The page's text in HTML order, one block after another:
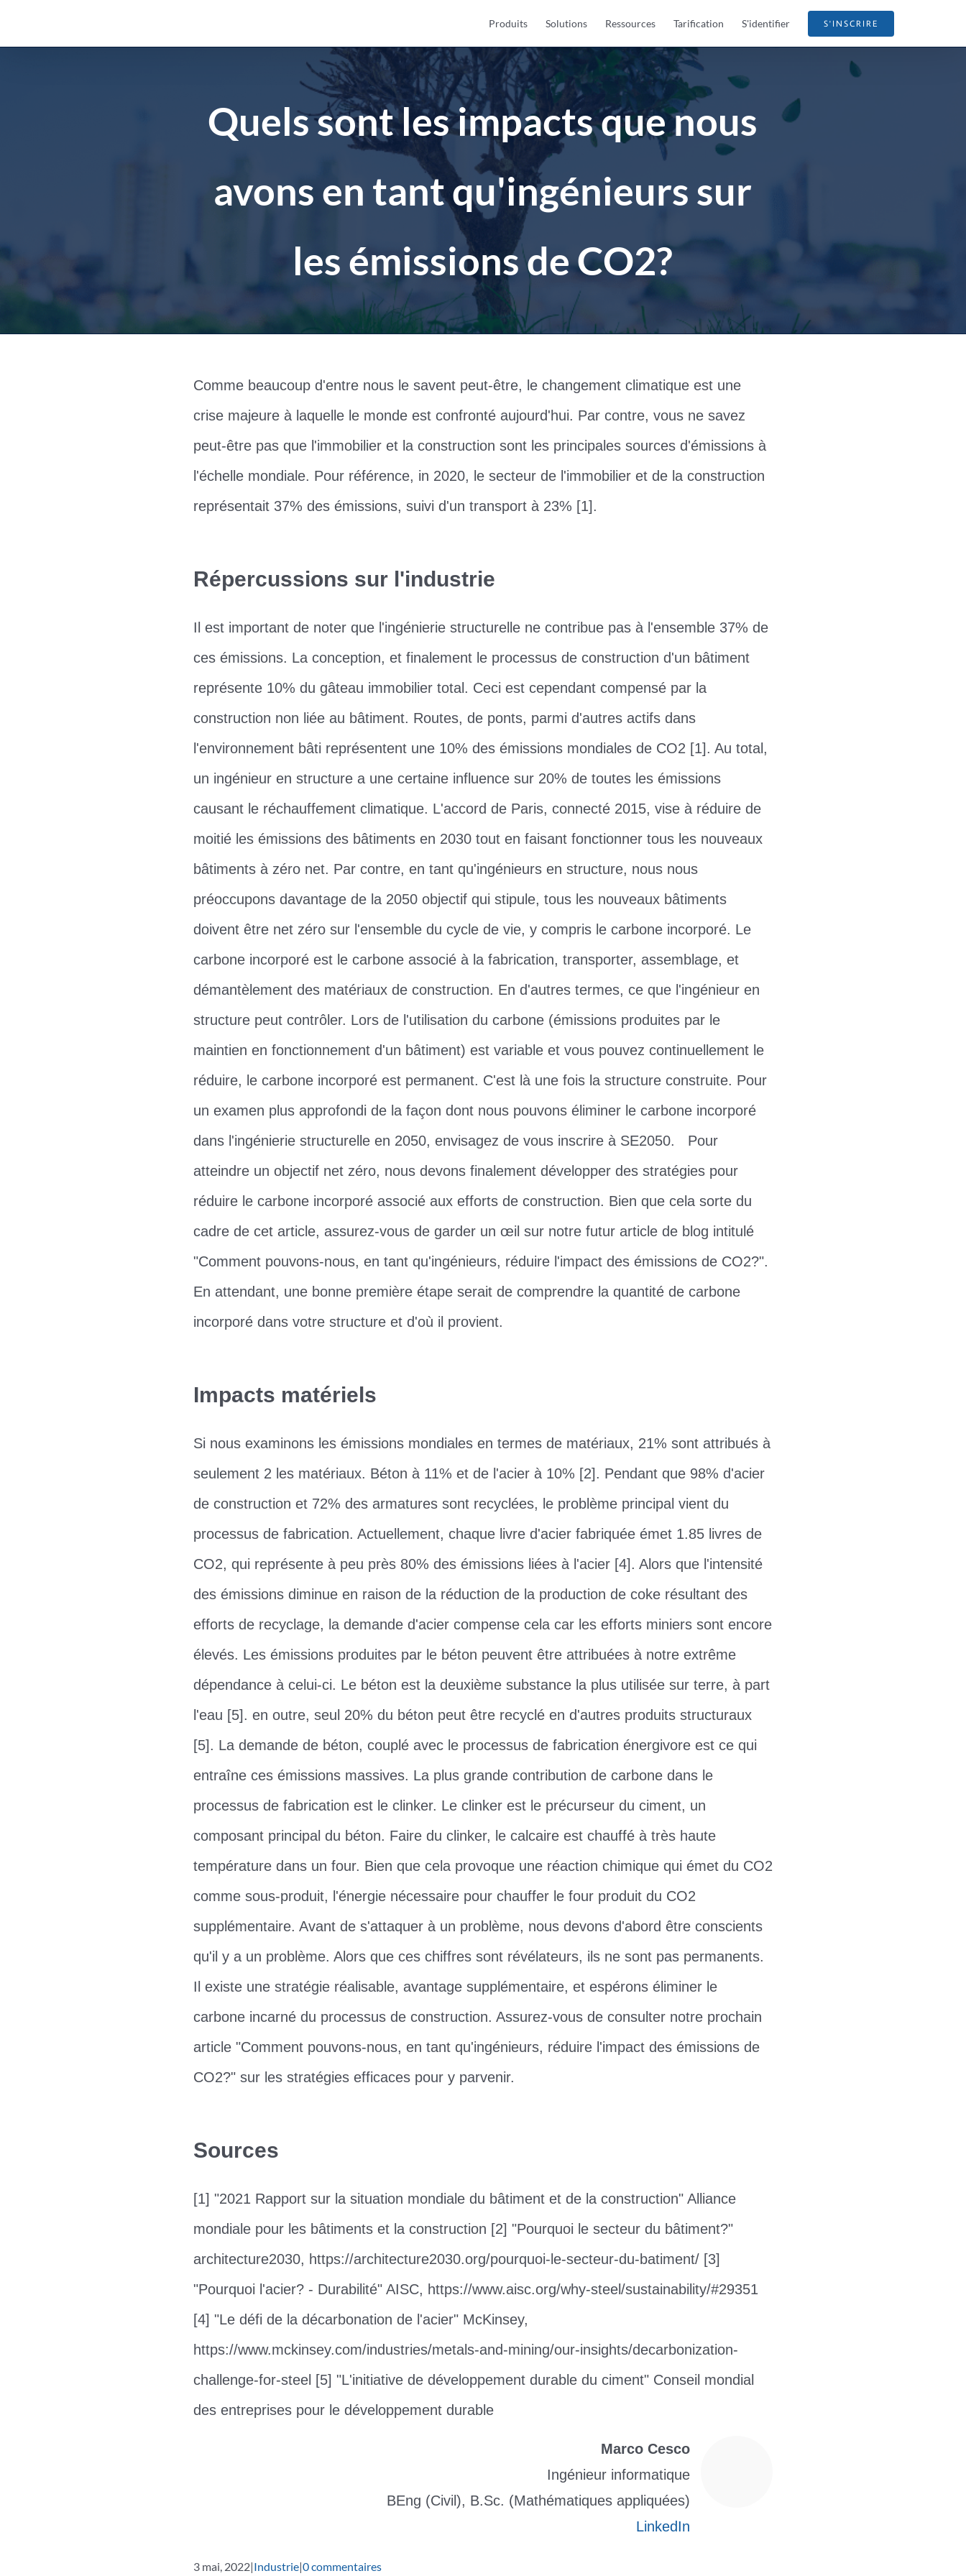
contenu
Produits Solutions Ressources Tarification S'identifier S'INSCRIRE
Quels sont les impacts que nous
avons en tant qu'ingénieurs sur
les émissions de CO2?
Comme beaucoup d'entre nous le savent peut-être, le changement climatique est une
crise majeure à laquelle le monde est confronté aujourd'hui. Par contre, vous ne savez
peut-être pas que l'immobilier et la construction sont les principales sources d'émissions à
l'échelle mondiale. Pour référence, in 2020, le secteur de l'immobilier et de la construction
représentait 37% des émissions, suivi d'un transport à 23% [1].
Répercussions sur l'industrie
Il est important de noter que l'ingénierie structurelle ne contribue pas à l'ensemble 37% de
ces émissions. La conception, et finalement le processus de construction d'un bâtiment
représente 10% du gâteau immobilier total. Ceci est cependant compensé par la
construction non liée au bâtiment. Routes, de ponts, parmi d'autres actifs dans
l'environnement bâti représentent une 10% des émissions mondiales de CO2 [1]. Au total,
un ingénieur en structure a une certaine influence sur 20% de toutes les émissions
causant le réchauffement climatique. L'accord de Paris, connecté 2015, vise à réduire de
moitié les émissions des bâtiments en 2030 tout en faisant fonctionner tous les nouveaux
bâtiments à zéro net. Par contre, en tant qu'ingénieurs en structure, nous nous
préoccupons davantage de la 2050 objectif qui stipule, tous les nouveaux bâtiments
doivent être net zéro sur l'ensemble du cycle de vie, y compris le carbone incorporé. Le
carbone incorporé est le carbone associé à la fabrication, transporter, assemblage, et
démantèlement des matériaux de construction. En d'autres termes, ce que l'ingénieur en
structure peut contrôler. Lors de l'utilisation du carbone (émissions produites par le
maintien en fonctionnement d'un bâtiment) est variable et vous pouvez continuellement le
réduire, le carbone incorporé est permanent. C'est là une fois la structure construite. Pour
un examen plus approfondi de la façon dont nous pouvons éliminer le carbone incorporé
dans l'ingénierie structurelle en 2050, envisagez de vous inscrire à SE2050. Pour
atteindre un objectif net zéro, nous devons finalement développer des stratégies pour
réduire le carbone incorporé associé aux efforts de construction. Bien que cela sorte du
cadre de cet article, assurez-vous de garder un œil sur notre futur article de blog intitulé
"Comment pouvons-nous, en tant qu'ingénieurs, réduire l'impact des émissions de CO2?".
En attendant, une bonne première étape serait de comprendre la quantité de carbone
incorporé dans votre structure et d'où il provient.
Impacts matériels
Si nous examinons les émissions mondiales en termes de matériaux, 21% sont attribués à
seulement 2 les matériaux. Béton à 11% et de l'acier à 10% [2]. Pendant que 98% d'acier
de construction et 72% des armatures sont recyclées, le problème principal vient du
processus de fabrication. Actuellement, chaque livre d'acier fabriquée émet 1.85 livres de
CO2, qui représente à peu près 80% des émissions liées à l'acier [4]. Alors que l'intensité
des émissions diminue en raison de la réduction de la production de coke résultant des
efforts de recyclage, la demande d'acier compense cela car les efforts miniers sont encore
élevés. Les émissions produites par le béton peuvent être attribuées à notre extrême
dépendance à celui-ci. Le béton est la deuxième substance la plus utilisée sur terre, à part
l'eau [5]. en outre, seul 20% du béton peut être recyclé en d'autres produits structuraux
[5]. La demande de béton, couplé avec le processus de fabrication énergivore est ce qui
entraîne ces émissions massives. La plus grande contribution de carbone dans le
processus de fabrication est le clinker. Le clinker est le précurseur du ciment, un
composant principal du béton. Faire du clinker, le calcaire est chauffé à très haute
température dans un four. Bien que cela provoque une réaction chimique qui émet du CO2
comme sous-produit, l'énergie nécessaire pour chauffer le four produit du CO2
supplémentaire. Avant de s'attaquer à un problème, nous devons d'abord être conscients
qu'il y a un problème. Alors que ces chiffres sont révélateurs, ils ne sont pas permanents.
Il existe une stratégie réalisable, avantage supplémentaire, et espérons éliminer le
carbone incarné du processus de construction. Assurez-vous de consulter notre prochain
article "Comment pouvons-nous, en tant qu'ingénieurs, réduire l'impact des émissions de
CO2?" sur les stratégies efficaces pour y parvenir.
Sources
[1] "2021 Rapport sur la situation mondiale du bâtiment et de la construction" Alliance
mondiale pour les bâtiments et la construction [2] "Pourquoi le secteur du bâtiment?"
architecture2030, https://architecture2030.org/pourquoi-le-secteur-du-batiment/ [3]
"Pourquoi l'acier? - Durabilité" AISC, https://www.aisc.org/why-steel/sustainability/#29351
[4] "Le défi de la décarbonation de l'acier" McKinsey,
https://www.mckinsey.com/industries/metals-and-mining/our-insights/decarbonization-
challenge-for-steel [5] "L'initiative de développement durable du ciment" Conseil mondial
des entreprises pour le développement durable
Marco Cesco
Ingénieur informatique
BEng (Civil), B.Sc. (Mathématiques appliquées)
LinkedIn
3 mai, 2022|Industrie|0 commentaires